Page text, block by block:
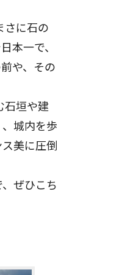
さに石の
本一で、
や、その
石垣や建
城内を歩
美に圧倒
ぜひこち